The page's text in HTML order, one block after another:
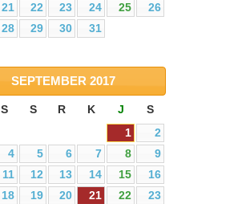
21 22 23 24 25
26
28 29 30 31
SEPTEMBER 2017
S S R K J
S
1
2
4 5 6 7 8
9
11 12 13 14 15
16
18 19 20 21 22
23